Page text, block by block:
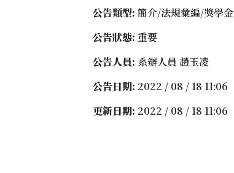
公告類型: 簡介/法規彙編/獎學金
公告狀態: 重要
公告人員: 系辦人員 趙玉凌
公告日期: 2022 / 08 / 18 11:06
更新日期: 2022 / 08 / 18 11:06